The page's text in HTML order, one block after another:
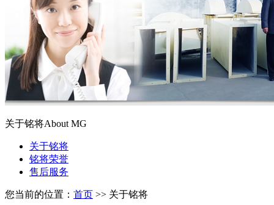
关于铭将About MG
关于铭将
铭将荣誉
售后服务
您当前的位置： 首页 >> 关于铭将